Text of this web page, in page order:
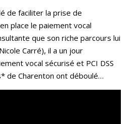
de faciliter la prise de
place le paiement vocal
que son riche parcours lui
Carré), il a un jour
vocal sécurisé et PCI DSS
de Charenton ont déboulé…